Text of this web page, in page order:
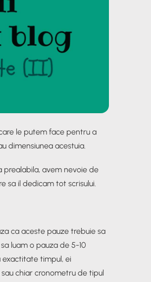
le putem face pentru a
dimensiunea acestuia.
prealabila, avem nevoie de
sa il dedicam tot scrisului.
ca aceste pauze trebuie sa
luam o pauza de 5-10
exactitate timpul, ei
chiar cronometru de tipul